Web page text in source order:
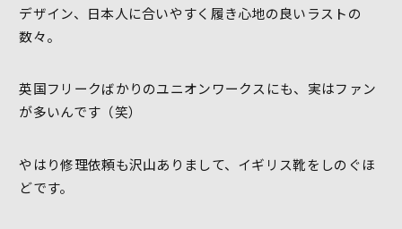
デザイン、日本人に合いやすく履き心地の良いラストの
数々。
英国フリークばかりのユニオンワークスにも、実はファン
が多いんです（笑）
やはり修理依頼も沢山ありまして、イギリス靴をしのぐほ
どです。